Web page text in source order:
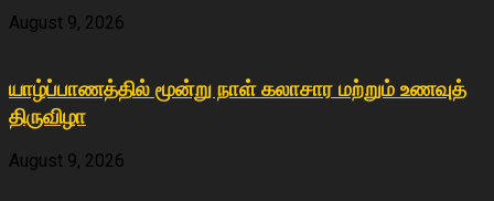
August 9, 2026
யாழ்ப்பாணத்தில் மூன்று நாள் கலாசார மற்றும் உணவுத்
திருவிழா
August 9, 2026